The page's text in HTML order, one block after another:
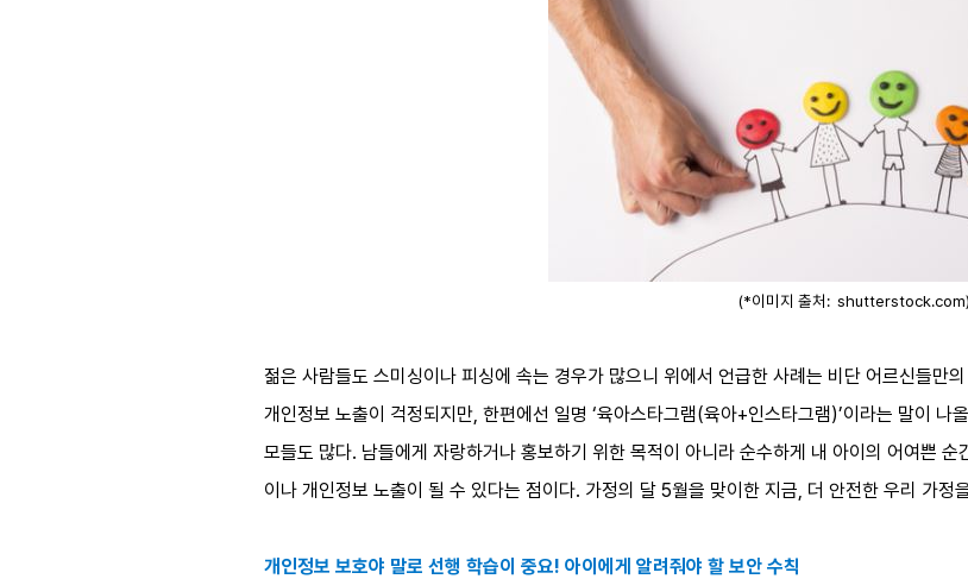
(*이미지 출처: shutterstock.com)
젊은 사람들도 스미싱이나 피싱에 속는 경우가 많으니 위에서 언급한 사례는 비단 어르신들만
개인정보 노출이 걱정되지만, 한편에선 일명 ‘육아스타그램(육아+인스타그램)’이라는 말이
모들도 많다. 남들에게 자랑하거나 홍보하기 위한 목적이 아니라 순수하게 내 아이의 어여쁜
이나 개인정보 노출이 될 수 있다는 점이다. 가정의 달 5월을 맞이한 지금, 더 안전한 우리 가정
개인정보 보호야 말로 선행 학습이 중요! 아이에게 알려줘야 할 보안 수칙